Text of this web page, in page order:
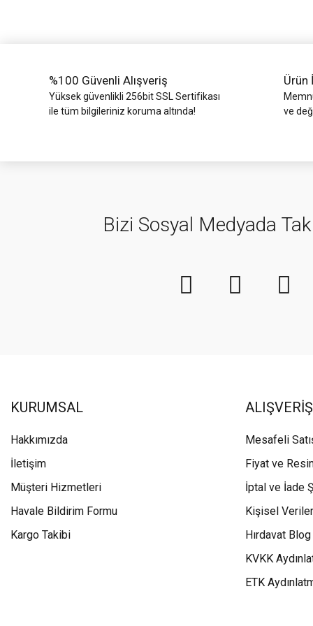
%100 Güvenli Alışveriş
Yüksek güvenlikli 256bit SSL Sertifikası
ile tüm bilgileriniz koruma altında!
Ürün
ve
Bizi Sosyal Medyada
KURUMSAL
Hakkımızda
İletişim
Müşteri Hizmetleri
Havale Bildirim Formu
Kargo Takibi
ALIŞVERİŞ
Mesafeli
Fiyat ve
İptal ve İade
Kişisel
Hırdavat Blog
KVKK
ETK